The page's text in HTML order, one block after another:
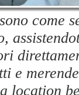
come
e
location